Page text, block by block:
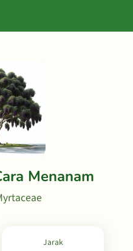
Menanam
Jarak